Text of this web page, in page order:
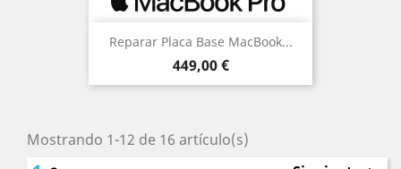
Reparar Placa Base MacBook...
Precio
449,00 €
Mostrando 1-12 de 16 artículo(s)